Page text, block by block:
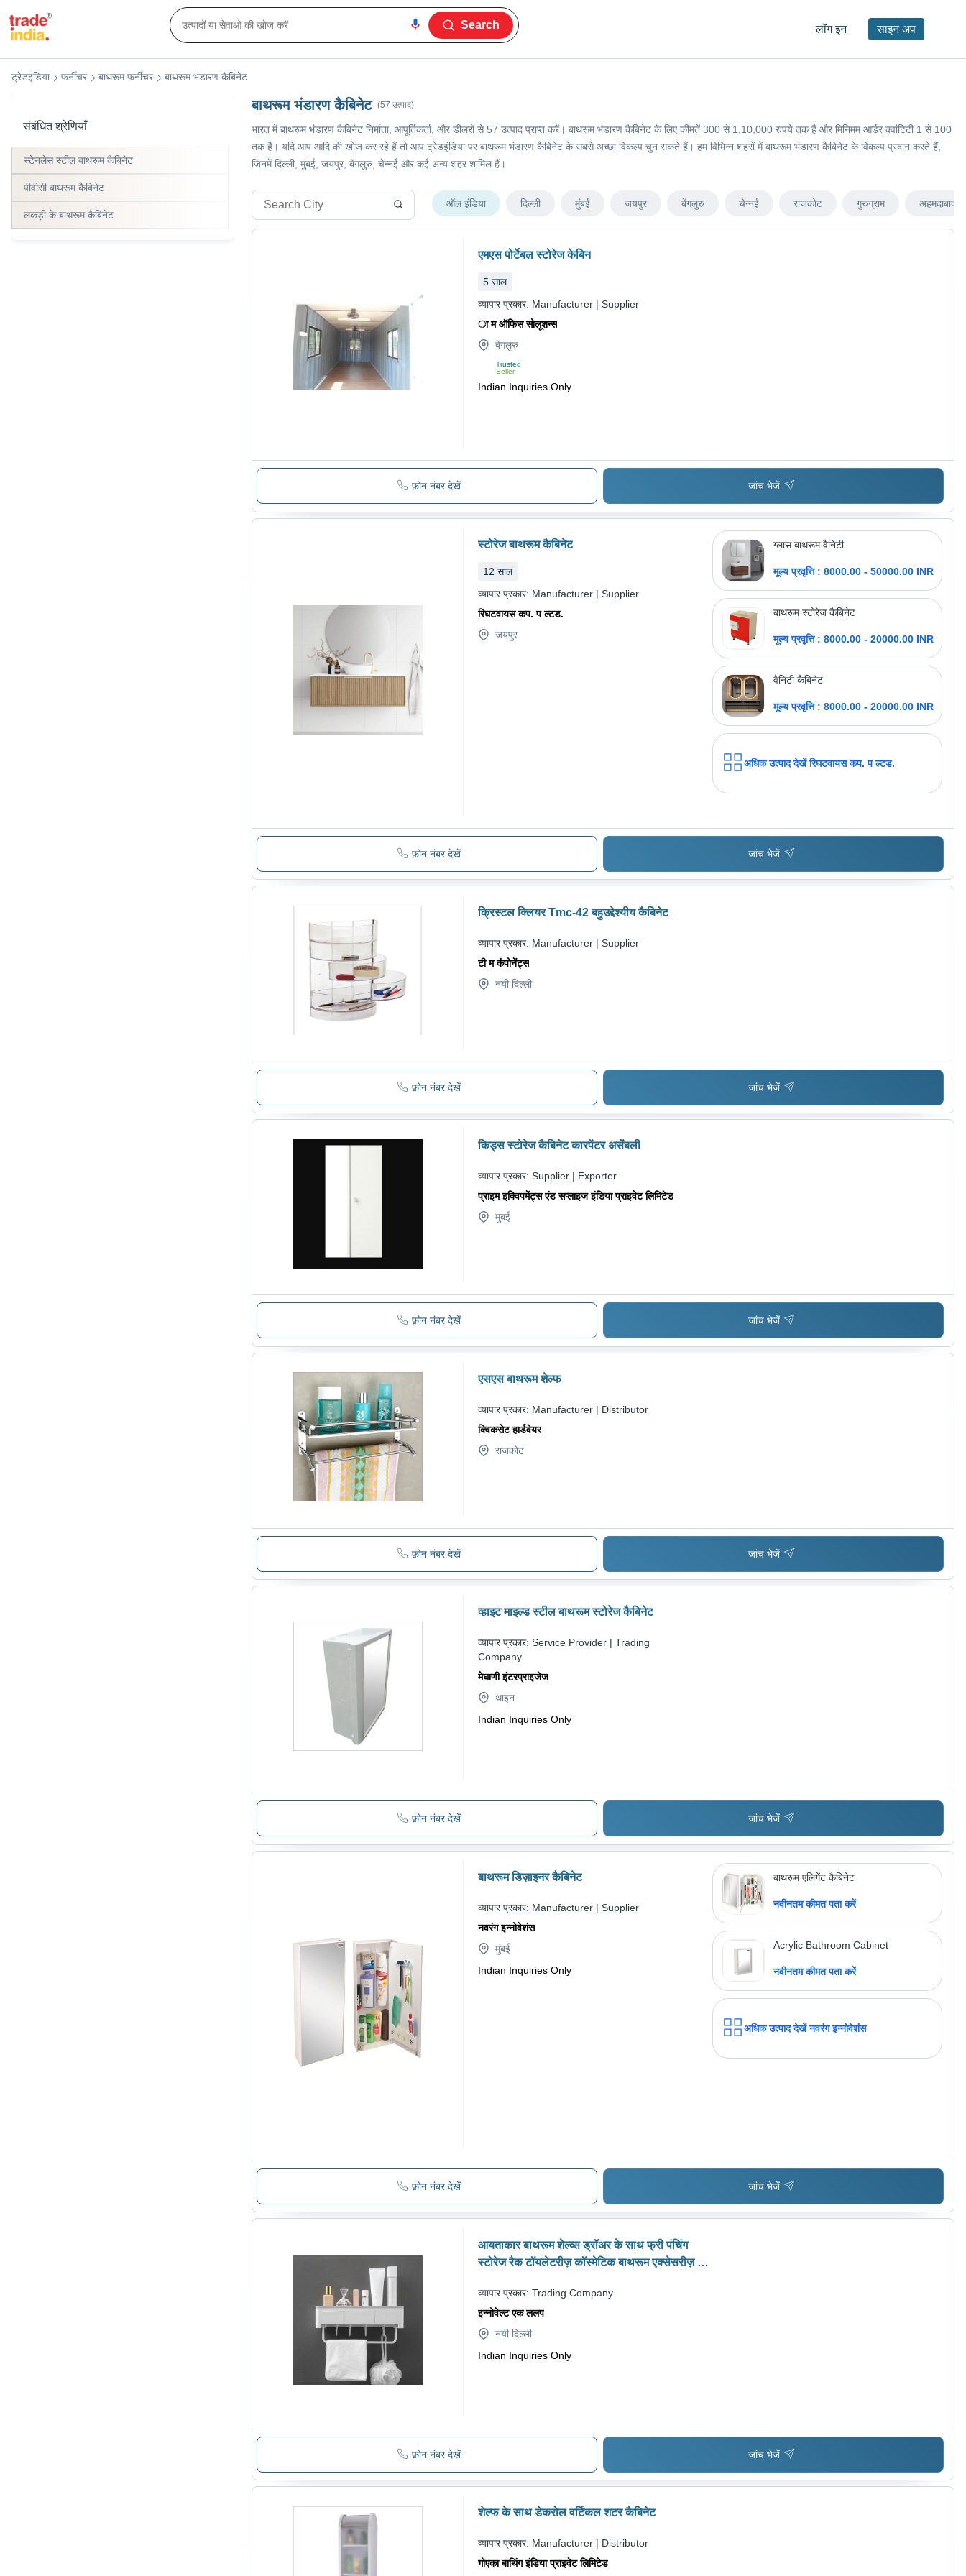
लॉग इन साइन अप
Search
बाथरूम भंडारण कैबिनेट (57 उत्पाद)
भारत में बाथरूम भंडारण कैबिनेट निर्माता, आपूर्तिकर्ता, और डीलरों से 57 उत्पाद प्राप्त करें। बाथरूम भंडारण कैबिनेट के लिए कीमतें 300 से 1,10,000 रुपये तक हैं और मिनिमम आर्डर क्वांटिटी 1 से 100
तक है। यदि आप आदि की खोज कर रहे हैं तो आप ट्रेडइंडिया पर बाथरूम भंडारण कैबिनेट के सबसे अच्छा विकल्प चुन सकते हैं। हम विभिन्न शहरों में बाथरूम भंडारण कैबिनेट के विकल्प प्रदान करते हैं,
जिनमें दिल्ली, मुंबई, जयपुर, बेंगलुरु, चेन्नई और कई अन्य शहर शामिल हैं।
ऑल इंडिया दिल्ली मुंबई जयपुर बेंगलुरु चेन्नई राजकोट गुरुग्राम अहमदाबाद
एमएस पोर्टेबल स्टोरेज केबिन
5 साल
व्यापार प्रकार: Manufacturer | Supplier
ा म ऑफिस सोलूशन्स
बेंगलुरु
Trusted
Seller
Indian Inquiries Only
फ़ोन नंबर देखें जांच भेजें
स्टोरेज बाथरूम कैबिनेट
12 साल
व्यापार प्रकार: Manufacturer | Supplier
रिघटवायस कप. प ल्टड.
जयपुर
ग्लास बाथरूम वैनिटी
मूल्य प्रवृत्ति : 8000.00 - 50000.00 INR
बाथरूम स्टोरेज कैबिनेट
मूल्य प्रवृत्ति : 8000.00 - 20000.00 INR
वैनिटी कैबिनेट
मूल्य प्रवृत्ति : 8000.00 - 20000.00 INR
अधिक उत्पाद देखें रिघटवायस कप. प ल्टड.
फ़ोन नंबर देखें जांच भेजें
क्रिस्टल क्लियर Tmc-42 बहुउद्देश्यीय कैबिनेट
व्यापार प्रकार: Manufacturer | Supplier
टी म कंपोनेंट्स
नयी दिल्ली
फ़ोन नंबर देखें जांच भेजें
किड्स स्टोरेज कैबिनेट कारपेंटर असेंबली
व्यापार प्रकार: Supplier | Exporter
प्राइम इक्विपमेंट्स एंड सप्लाइज इंडिया प्राइवेट लिमिटेड
मुंबई
फ़ोन नंबर देखें जांच भेजें
एसएस बाथरूम शेल्फ
व्यापार प्रकार: Manufacturer | Distributor
क्विकसेट हार्डवेयर
राजकोट
फ़ोन नंबर देखें जांच भेजें
व्हाइट माइल्ड स्टील बाथरूम स्टोरेज कैबिनेट
व्यापार प्रकार: Service Provider | Trading
Company
मेघाणी इंटरप्राइजेज
थाइन
Indian Inquiries Only
फ़ोन नंबर देखें जांच भेजें
बाथरूम डिज़ाइनर कैबिनेट
व्यापार प्रकार: Manufacturer | Supplier
नवरंग इन्नोवेशंस
मुंबई
Indian Inquiries Only
बाथरूम एलिगेंट कैबिनेट
नवीनतम कीमत पता करें
Acrylic Bathroom Cabinet
नवीनतम कीमत पता करें
अधिक उत्पाद देखें नवरंग इन्नोवेशंस
फ़ोन नंबर देखें जांच भेजें
आयताकार बाथरूम शेल्व्स ड्रॉअर के साथ फ्री पंचिंग
स्टोरेज रैक टॉयलेटरीज़ कॉस्मेटिक बाथरूम एक्सेसरीज़ के
व्यापार प्रकार: Trading Company
इन्नोवेल्ट एक ललप
नयी दिल्ली
Indian Inquiries Only
फ़ोन नंबर देखें जांच भेजें
शेल्फ के साथ डेकरोल वर्टिकल शटर कैबिनेट
व्यापार प्रकार: Manufacturer | Distributor
गोएका बाथिंग इंडिया प्राइवेट लिमिटेड
संबंधित श्रेणियाँ
स्टेनलेस स्टील बाथरूम कैबिनेट
पीवीसी बाथरूम कैबिनेट
लकड़ी के बाथरूम कैबिनेट
ट्रेडइंडिया फर्नीचर बाथरूम फ़र्नीचर बाथरूम भंडारण कैबिनेट